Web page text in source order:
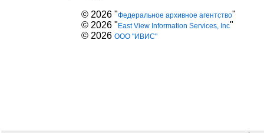
© 2026 "Федеральное архивное агентство"
© 2026 " East View Information Services, Inc"
© 2026 ООО "ИВИС"